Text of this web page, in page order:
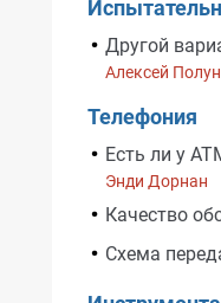
Другой
Алексей
Телефония
Есть ли у
Энди Дорнан
Качество
Схема